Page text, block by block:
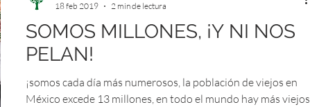
SOMOS MILLONES, ¡Y NI NOS
PELAN!
¡somos cada día más numerosos, la población de viejos en
México excede 13 millones, en todo el mundo hay más viejos
18 feb 2019
2 min de lectura